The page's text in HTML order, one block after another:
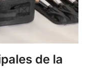
de la